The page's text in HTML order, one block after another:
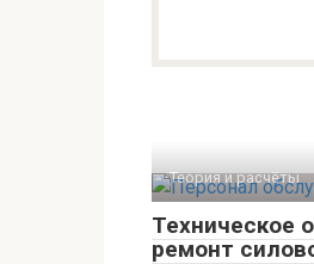
Теория и расчёты
Техническое
ремонт